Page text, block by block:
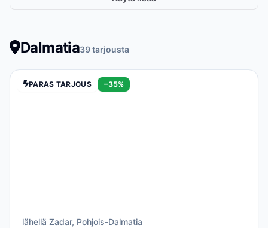
Dalmatia39 tarjousta
PARAS TARJOUS −35%
lähellä Zadar, Pohjois-Dalmatia